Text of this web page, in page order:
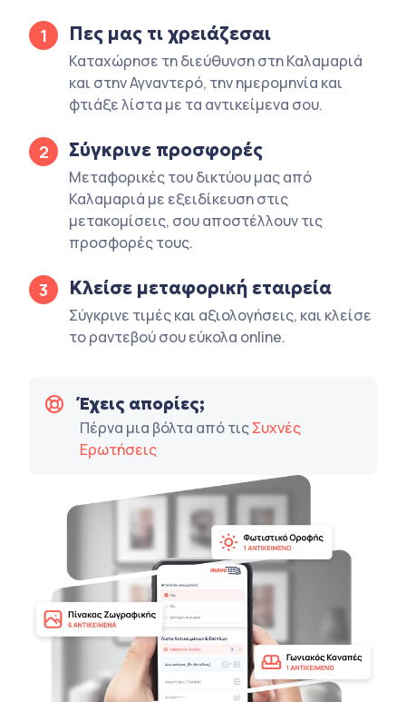
1 Πες μας τι χρειάζεσαι
Καταχώρησε τη διεύθυνση στη Καλαμαριά
και στην Αγναντερό, την ημερομηνία και
φτιάξε λίστα με τα αντικείμενα σου.
2 Σύγκρινε προσφορές
Μεταφορικές του δικτύου μας από
Καλαμαριά με εξειδίκευση στις
μετακομίσεις, σου αποστέλλουν τις
προσφορές τους.
3 Κλείσε μεταφορική εταιρεία
Σύγκρινε τιμές και αξιολογήσεις, και κλείσε
το ραντεβού σου εύκολα online.
Έχεις απορίες;
Πέρνα μια βόλτα από τιςΣυχνές
Ερωτήσεις